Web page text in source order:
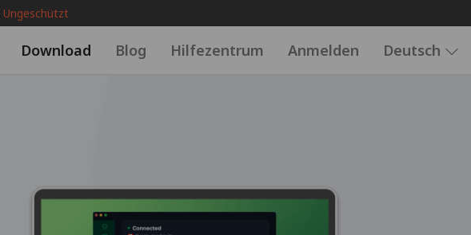
Ungeschützt
Download Blog Hilfezentrum Anmelden Deutsch